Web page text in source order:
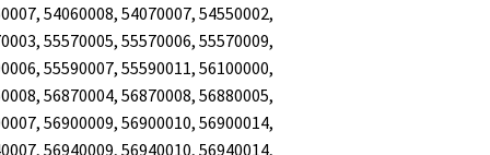
54060008, 54070007, 54550002,
55570005, 55570006, 55570009,
55590007, 55590011, 56100000,
56870004, 56870008, 56880005,
56900009, 56900010, 56900014,
56940009, 56940010, 56940014,